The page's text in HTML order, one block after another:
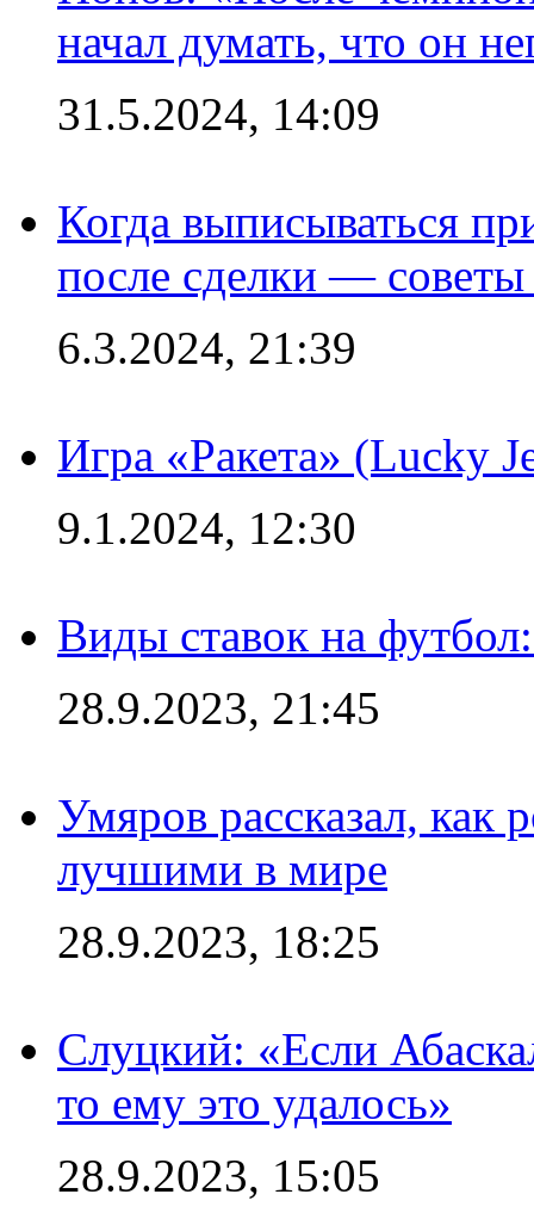
начал думать, что он
31.5.2024, 14:09
Когда выписываться
после сделки —
6.3.2024, 21:39
Игра «Ракета» (Lucky
9.1.2024, 12:30
Виды ставок на
28.9.2023, 21:45
Умяров рассказал, как
лучшими в мире
28.9.2023, 18:25
Слуцкий: «Если
то ему это удалось»
28.9.2023, 15:05